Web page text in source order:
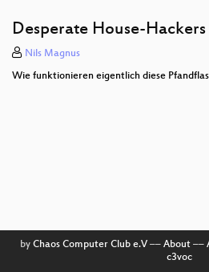
Desperate House-Hackers
Nils Magnus
Wie funktionieren eigentlich diese
by Chaos Computer Club e.V–– About––
c3voc